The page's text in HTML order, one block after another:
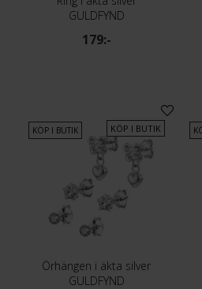
GULDFYND
179:-
KÖP I BUTIK KÖP I BUTIK
Örhängen i äkta silver
GULDFYND